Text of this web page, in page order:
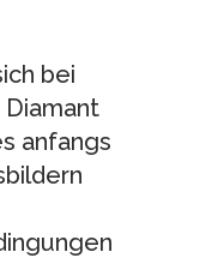
bei
anfangs